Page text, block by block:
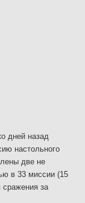
дней назад
настольного
две не
в 33 миссии (15
сражения за